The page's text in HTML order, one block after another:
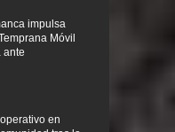
impulsa
Móvil
ante
en